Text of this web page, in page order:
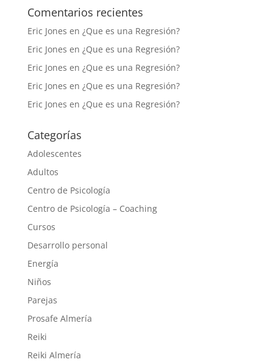
Comentarios recientes
Eric Jones en ¿Que es una Regresión?
Eric Jones en ¿Que es una Regresión?
Eric Jones en ¿Que es una Regresión?
Eric Jones en ¿Que es una Regresión?
Eric Jones en ¿Que es una Regresión?
Categorías
Adolescentes
Adultos
Centro de Psicología
Centro de Psicología – Coaching
Cursos
Desarrollo personal
Energía
Niños
Parejas
Prosafe Almería
Reiki
Reiki Almería